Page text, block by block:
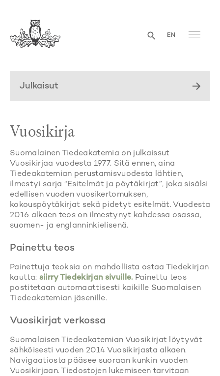
EN
Julkaisut
Vuosikirja
Suomalainen Tiedeakatemia on julkaissut
Vuosikirjaa vuodesta 1977. Sitä ennen, aina
Tiedeakatemian perustamisvuodesta lähtien,
ilmestyi sarja “Esitelmät ja pöytäkirjat”, joka sisälsi
edellisen vuoden vuosikertomuksen,
kokouspöytäkirjat sekä pidetyt esitelmät. Vuodesta
2016 alkaen teos on ilmestynyt kahdessa osassa,
suomen- ja englanninkielisenä.
Painettu teos
Painettuja teoksia on mahdollista ostaa Tiedekirjan
kautta: siirry Tiedekirjan sivuille. Painettu teos
postitetaan automaattisesti kaikille Suomalaisen
Tiedeakatemian jäsenille.
Vuosikirjat verkossa
Suomalaisen Tiedeakatemian Vuosikirjat löytyvät
sähköisesti vuoden 2014 Vuosikirjasta alkaen.
Navigaatiosta pääsee suoraan kunkin vuoden
Vuosikirjaan. Tiedostojen lukemiseen tarvitaan